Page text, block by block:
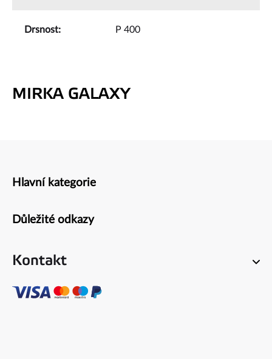
Drsnost: P 400
MIRKA GALAXY
Zápatí
Hlavní kategorie
Důležité odkazy
Kontakt